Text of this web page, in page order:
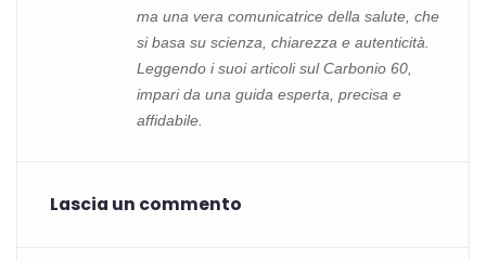
ma una vera comunicatrice della salute, che
si basa su scienza, chiarezza e autenticità.
Leggendo i suoi articoli sul Carbonio 60,
impari da una guida esperta, precisa e
affidabile.
Lascia un commento